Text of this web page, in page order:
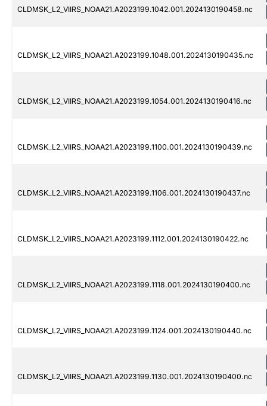
CLDMSK_L2_VIIRS_NOAA21.A2023199.1042.001.2024130190458.nc
CLDMSK_L2_VIIRS_NOAA21.A2023199.1048.001.2024130190435.nc
CLDMSK_L2_VIIRS_NOAA21.A2023199.1054.001.2024130190416.nc
CLDMSK_L2_VIIRS_NOAA21.A2023199.1100.001.2024130190439.nc
CLDMSK_L2_VIIRS_NOAA21.A2023199.1106.001.2024130190437.nc
CLDMSK_L2_VIIRS_NOAA21.A2023199.1112.001.2024130190422.nc
CLDMSK_L2_VIIRS_NOAA21.A2023199.1118.001.2024130190400.nc
CLDMSK_L2_VIIRS_NOAA21.A2023199.1124.001.2024130190440.nc
CLDMSK_L2_VIIRS_NOAA21.A2023199.1130.001.2024130190400.nc